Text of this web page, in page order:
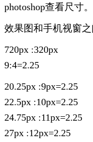
photoshop查看尺寸。
效果图和手机视窗
720px :320px
9:4=2.25
20.25px :9px=2.25
22.5px :10px=2.25
24.75px :11px=2.25
27px :12px=2.25